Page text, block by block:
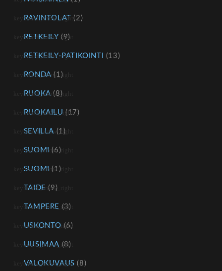
RAVINTOLAT (2)
RETKEILY (9)
RETKEILY-PATIKOINTI (13)
RONDA (1)
RUOKA (8)
RUOKAILU (17)
SEVILLA (1)
SUOMI (6)
SUOMI (1)
TAIDE (9)
TAMPERE (3)
USKONTO (6)
UUSIMAA (8)
VALOKUVAUS (8)